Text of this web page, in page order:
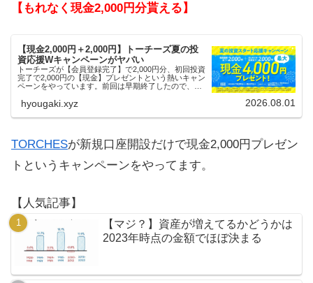
【もれなく現金2,000円分貰える】
【現金2,000円＋2,000円】トーチーズ夏の投
資応援Wキャンペーンがヤバい
トーチーズが【会員登録完了】で2,000円分、初回投資
完了で2,000円の【現金】プレゼントという熱いキャン
ペーンをやっています。前回は早期終了したので、使
hyougaki.xyz 2026.08.01
TORCHESが新規口座開設だけで現金2,000円プレゼン
トというキャンペーンをやってます。
【人気記事】
【マジ？】資産が増えてるかどうかは
2023年時点の金額でほぼ決まる